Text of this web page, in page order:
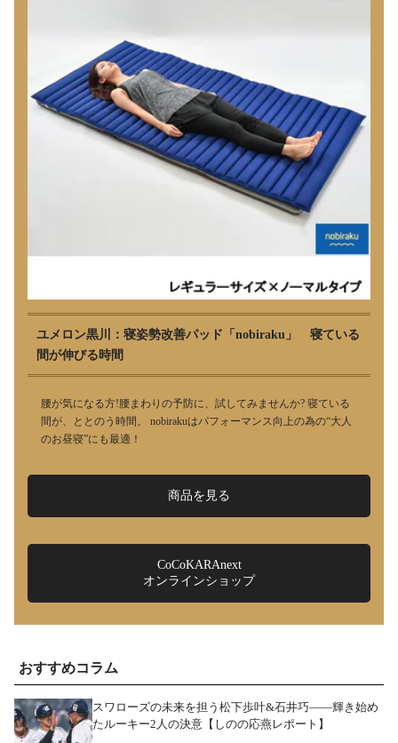
ユメロン黒川：寝姿勢改善パッド「nobiraku」 寝ている
間が伸びる時間
腰が気になる方!腰まわりの予防に、試してみませんか? 寝ている
間が、ととのう時間。 nobirakuはパフォーマンス向上の為の“大人
のお昼寝”にも最適！
商品を見る
CoCoKARAnext
オンラインショップ
おすすめコラム
スワローズの未来を担う松下歩叶&石井巧――輝き始め
たルーキー2人の決意【しのの応燕レポート】